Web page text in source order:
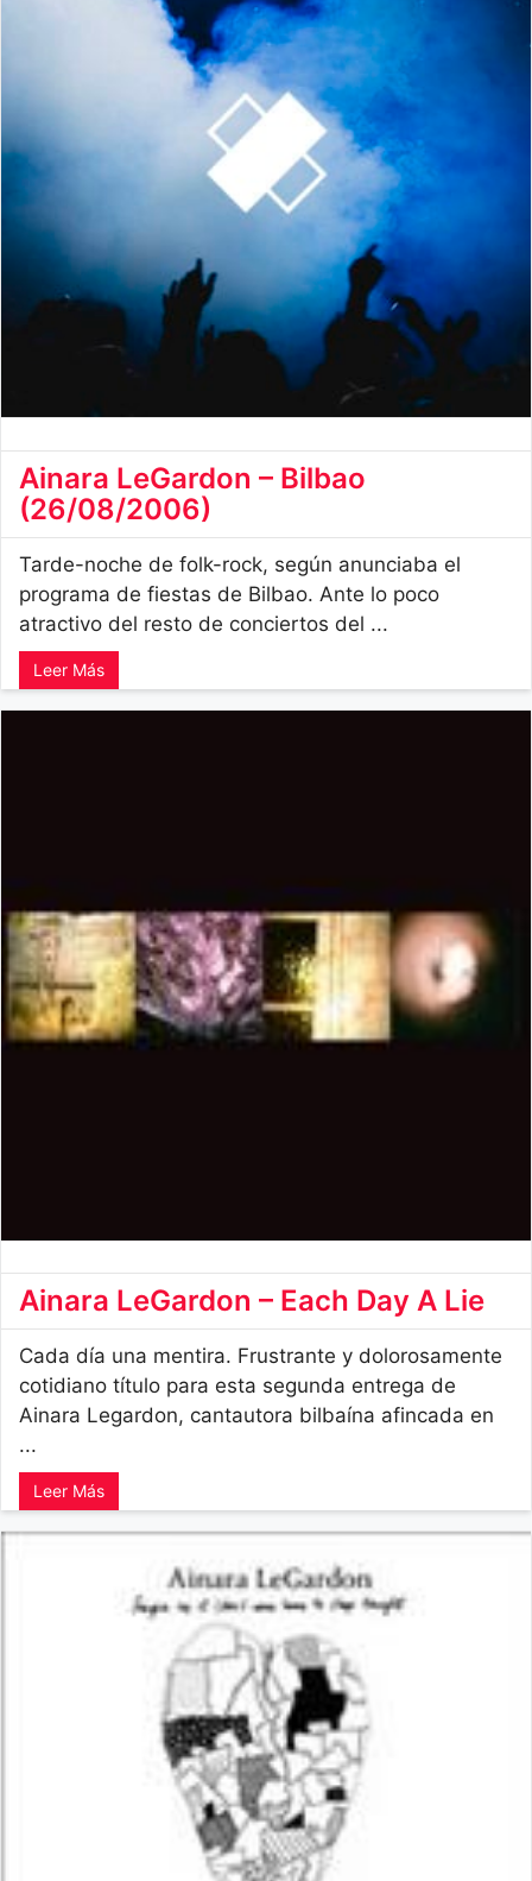
Ainara LeGardon – Bilbao
(26/08/2006)
Tarde-noche de folk-rock, según anunciaba el
programa de fiestas de Bilbao. Ante lo poco
atractivo del resto de conciertos del ...
Leer Más
Ainara LeGardon – Each Day A Lie
Cada día una mentira. Frustrante y dolorosamente
cotidiano título para esta segunda entrega de
Ainara Legardon, cantautora bilbaína afincada en
...
Leer Más